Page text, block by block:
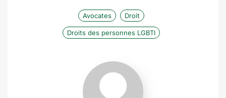
Avocates Droit
Droits des personnes LGBTI
Kim
Barker